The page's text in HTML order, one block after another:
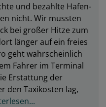
und bezahlte Hafen-
nicht. Wir mussten
bei großer Hitze zum
länger auf ein freies
geht wahrscheinlich
Fahrer im Terminal
Erstattung der
den Taxikosten lag,